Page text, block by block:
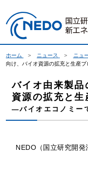
ホーム ニュース ニュ
向け、バイオ資源の拡充と生産
バイオ由来製品
資源の拡充と
―バイオエコノミー
NEDO（国立研究開